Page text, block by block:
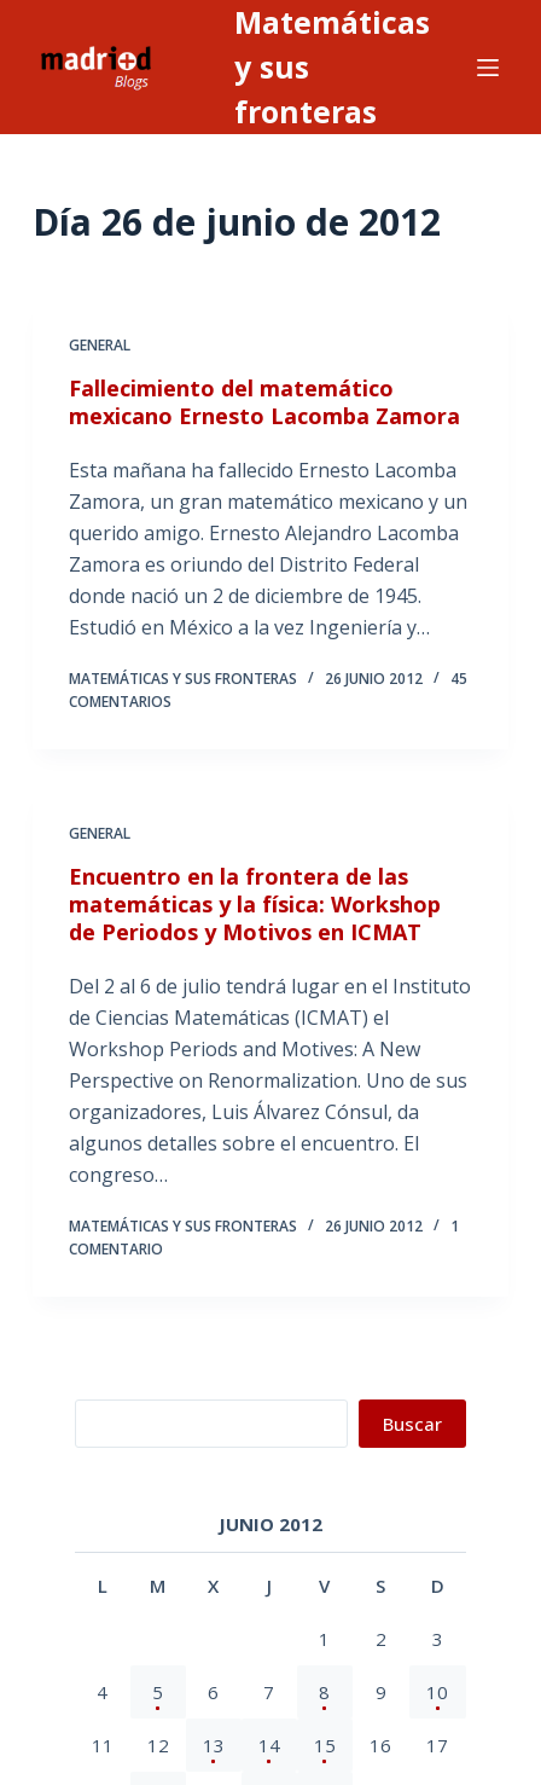
Matemáticas
y sus
fronteras
Día 26 de junio de 2012
GENERAL
Fallecimiento del matemático
mexicano Ernesto Lacomba Zamora
Esta mañana ha fallecido Ernesto Lacomba
Zamora, un gran matemático mexicano y un
querido amigo. Ernesto Alejandro Lacomba
Zamora es oriundo del Distrito Federal
donde nació un 2 de diciembre de 1945.
Estudió en México a la vez Ingeniería y…
MATEMÁTICAS Y SUS FRONTERAS 26 JUNIO 2012
45
COMENTARIOS
GENERAL
Encuentro en la frontera de las
matemáticas y la física: Workshop
de Periodos y Motivos en ICMAT
Del 2 al 6 de julio tendrá lugar en el Instituto
de Ciencias Matemáticas (ICMAT) el
Workshop Periods and Motives: A New
Perspective on Renormalization. Uno de sus
organizadores, Luis Álvarez Cónsul, da
algunos detalles sobre el encuentro. El
congreso…
MATEMÁTICAS Y SUS FRONTERAS 26 JUNIO 2012
1
COMENTARIO
Buscar
JUNIO 2012
L M X J V S D
1 2 3
4 5 6 7 8 9 10
11 12 13 14 15 16 17